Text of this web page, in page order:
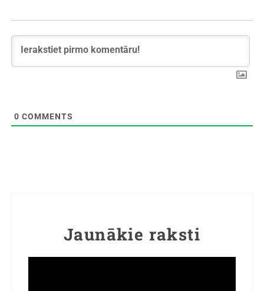
0 COMMENTS
Jaunākie raksti